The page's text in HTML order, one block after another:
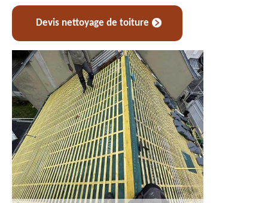
Devis nettoyage de toiture